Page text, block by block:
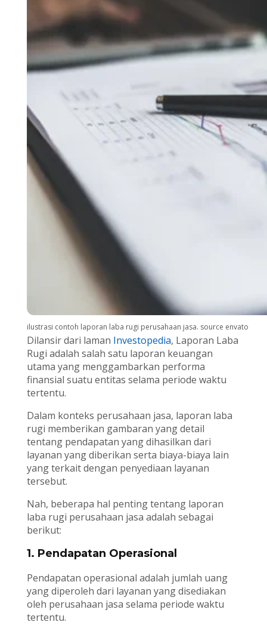
ilustrasi contoh laporan laba rugi perusahaan jasa. source envato
Dilansir dari laman Investopedia, Laporan Laba
Rugi adalah salah satu laporan keuangan
utama yang menggambarkan performa
finansial suatu entitas selama periode waktu
tertentu.
Dalam konteks perusahaan jasa, laporan laba
rugi memberikan gambaran yang detail
tentang pendapatan yang dihasilkan dari
layanan yang diberikan serta biaya-biaya lain
yang terkait dengan penyediaan layanan
tersebut.
Nah, beberapa hal penting tentang laporan
laba rugi perusahaan jasa adalah sebagai
berikut:
1. Pendapatan Operasional
Pendapatan operasional adalah jumlah uang
yang diperoleh dari layanan yang disediakan
oleh perusahaan jasa selama periode waktu
tertentu.